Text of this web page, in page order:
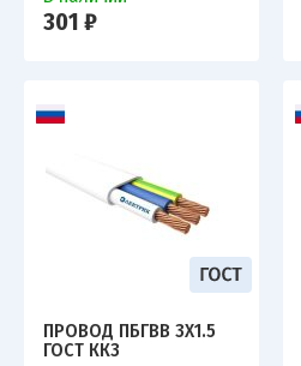
301 ₽
ПРОВОД ПБГВВ 3Х1.5
ГОСТ ККЗ